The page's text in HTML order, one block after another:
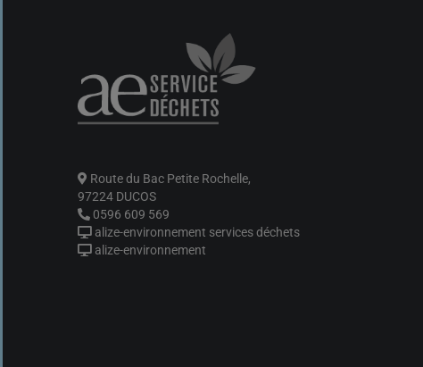
Route du Bac Petite Rochelle,
97224 DUCOS
0596 609 569
alize-environnement services déchets
alize-environnement